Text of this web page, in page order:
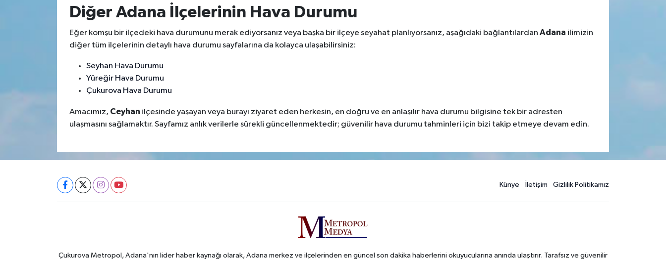
Diğer Adana İlçelerinin Hava Durumu
Eğer komşu bir ilçedeki hava durumunu merak ediyorsanız veya başka bir ilçeye seyahat planlıyorsanız, aşağıdaki bağlantılardanAdana ilimizin
diğer tüm ilçelerinin detaylı hava durumu sayfalarına da kolayca ulaşabilirsiniz:
Seyhan Hava Durumu
Yüreğir Hava Durumu
Çukurova Hava Durumu
Amacımız, Ceyhan ilçesinde yaşayan veya burayı ziyaret eden herkesin, en doğru ve en anlaşılır hava durumu bilgisine tek bir adresten
ulaşmasını sağlamaktır. Sayfamız anlık verilerle sürekli güncellenmektedir; güvenilir hava durumu tahminleri için bizi takip etmeye devam edin.
Künye İletişim Gizlilik Politikamız
Çukurova Metropol, Adana'nın lider haber kaynağı olarak, Adana merkez ve ilçelerinden en güncel son dakika haberlerini okuyucularına anında ulaştırır. Tarafsız ve güvenilir